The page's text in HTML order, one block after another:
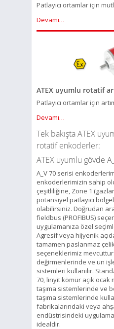
Patlayıcı ortamlar için
Devamı…
ATEX uyumlu rotatif
Patlayıcı ortamlar için
Devamı…
Tek bakışta ATEX
rotatif enkoderler:
ATEX uyumlu gövde
A_V 70 serisi
enkoderlerimizin sahip
çeşitliliğine, Zone 1
potansiyel patlayıcı
olabilirsiniz. Doğrudan
fieldbus (PROFIBUS)
uygulamanıza özel
Agresif veya hijyenik
tamamen paslanmaz
seçeneklerimiz
değirmenlerinde ve un
sistemleri kullanılır.
70, linyit kömür açık ocak
taşıma sistemlerinde ve
taşıma sistemlerinde
fabrikalarındaki veya
endüstrisindeki
idealdir.